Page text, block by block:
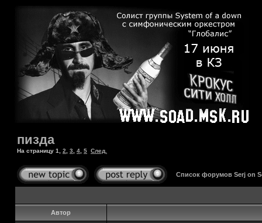
пизда
На страницу 1 2 3 4 5 След.
Список форумов Serj on
Автор